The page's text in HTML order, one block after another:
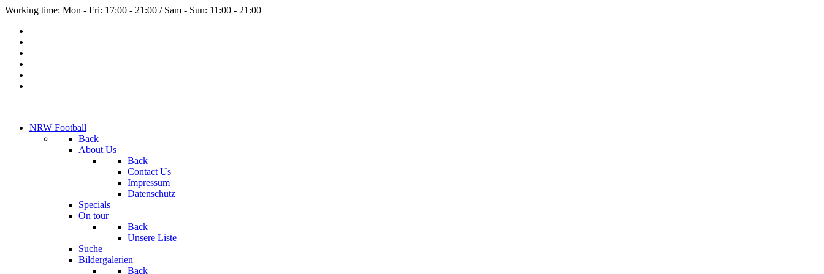
Working time: Mon - Fri: 17:00 - 21:00 / Sam - Sun: 11:00 - 21:00
NRW Football
Back
About Us
Back
Contact Us
Impressum
Datenschutz
Specials
On tour
Back
Unsere Liste
Suche
Bildergalerien
Back